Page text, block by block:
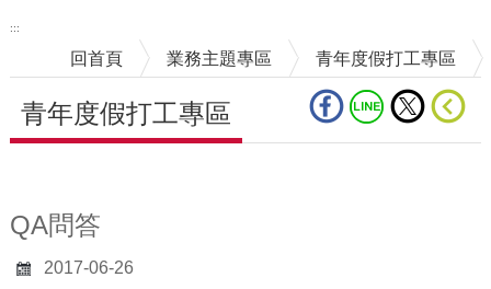
:::
回首頁 業務主題專區 青年度假打工專區
青年度假打工專區
QA問答
2017-06-26